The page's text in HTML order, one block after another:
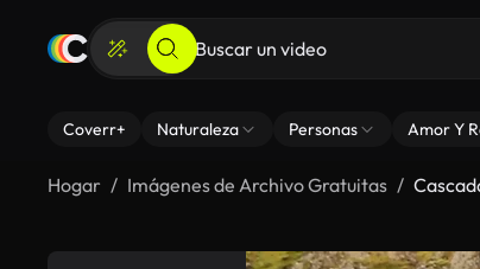
Coverr+ Naturaleza Personas Amor Y
Hogar Imágenes de Archivo Gratuitas